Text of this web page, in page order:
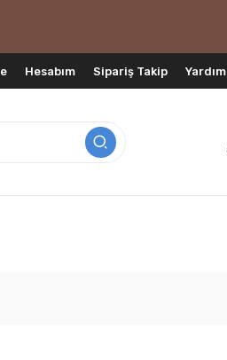
Hesabım Sipariş Takip Yardım